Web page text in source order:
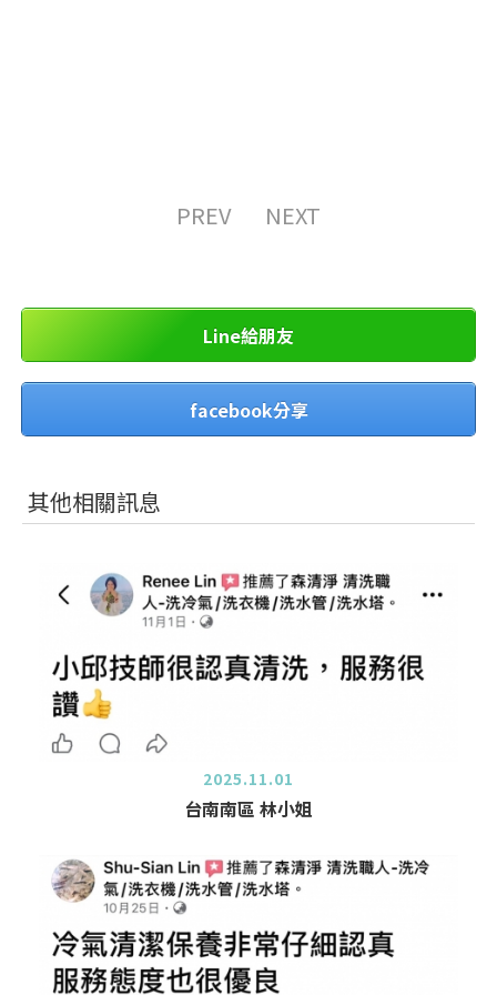
PREV NEXT
Line給朋友
facebook分享
其他相關訊息
2025.11.01
台南南區 林小姐